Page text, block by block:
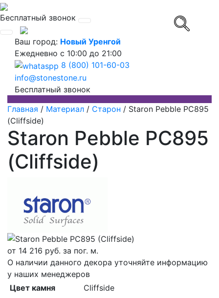
Бесплатный звонок
Ваш город: Новый Уренгой
Ежедневно с 10:00 до 21:00
8 (800) 101-60-03
info@stonestone.ru
Бесплатный звонок
Главная / Материал / Старон / Staron Pebble PC895
(Cliffside)
Staron Pebble PC895
(Cliffside)
от 14 216 руб. за пог. м.
О наличии данного декора уточняйте информацию
у наших менеджеров
Цвет камня
Cliffside